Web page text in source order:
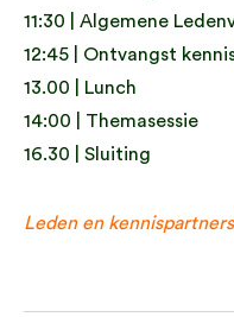
11:30 | Algemene
12:45 | Ontvangst
13.00 | Lunch
14:00 | Themasessie
16.30 | Sluiting
Leden en